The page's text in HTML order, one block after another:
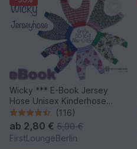
Wicky *** E-Book Jersey
Hose Unisex Kinderhose
Pumphose Größe 50-164
Nähanleitung mit
Schnittmuster von
firstloungeberlin
(116)
ab 2,80 € 5,90 €
FirstLoungeBerlin